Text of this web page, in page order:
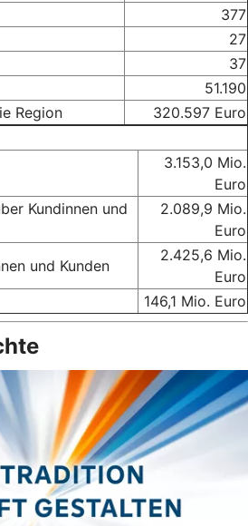
377
27
37
51.190
Region
320.597 Euro
3.153,0 Mio.
Euro
Kundinnen und
2.089,9 Mio.
Euro
und Kunden
2.425,6 Mio.
Euro
146,1 Mio. Euro